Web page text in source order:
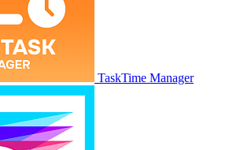
TaskTime Manager